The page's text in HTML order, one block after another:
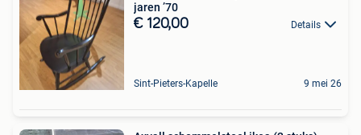
jaren ’70
€ 120,00 Details
Sint-Pieters-Kapelle 9 mei 26